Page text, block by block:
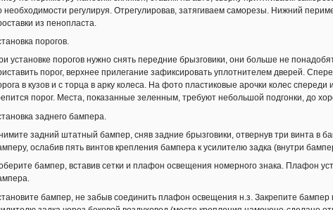
необходимости регулируя. Отрегулировав, затягиваем саморезы. Нижний
из пенопласта.
порогов.
установке порогов нужно снять передние брызговики, они больше не
порог, верхнее прилегание зафиксировать уплотнителем дверей.
в кузов и с торца в арку колеса. На фото пластиковые арочки колес
порог. Места, показанные зеленным, требуют небольшой подгонки, до
заднего бампера.
задний штатный бампер, сняв задние брызговики, отвернув три винта в
ослабив пять винтов крепления бампера к усилителю задка (внутри
бампер, вставив сетки и плафон освещения номерного знака. Плафон
бампер, не забыв соединить плафон освещения н.з. Закрепите